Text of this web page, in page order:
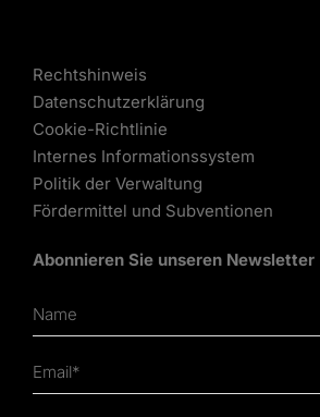
Rechtshinweis
Datenschutzerklärung
Cookie-Richtlinie
Internes Informationssystem
Politik der Verwaltung
Fördermittel und Subventionen
Abonnieren Sie unseren Newsletter